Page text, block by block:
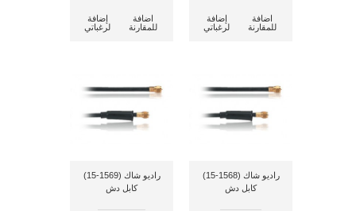
إضافة
لرغباتي
اضافة
للمقارنة
إضافة
لرغباتي
اضافة
للمقارنة
راديو شاك (1568-15)
كابل دش
راديو شاك (1569-15)
كابل دش